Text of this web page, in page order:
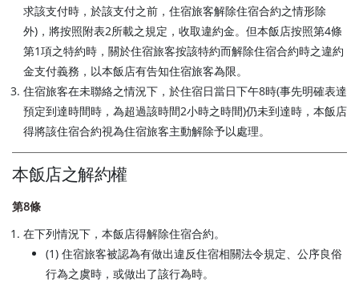
求該支付時，於該支付之前，住宿旅客解除住宿合約之情形除
外)，將按照附表2所載之規定，收取違約金。但本飯店按照第4條
第1項之特約時，關於住宿旅客按該特約而解除住宿合約時之違約
金支付義務，以本飯店有告知住宿旅客為限。
住宿旅客在未聯絡之情況下，於住宿日當日下午8時(事先明確表達
預定到達時間時，為超過該時間2小時之時間)仍未到達時，本飯店
得將該住宿合約視為住宿旅客主動解除予以處理。
本飯店之解約權
第8條
在下列情況下，本飯店得解除住宿合約。
(1) 住宿旅客被認為有做出違反住宿相關法令規定、公序良俗
行為之虞時，或做出了該行為時。